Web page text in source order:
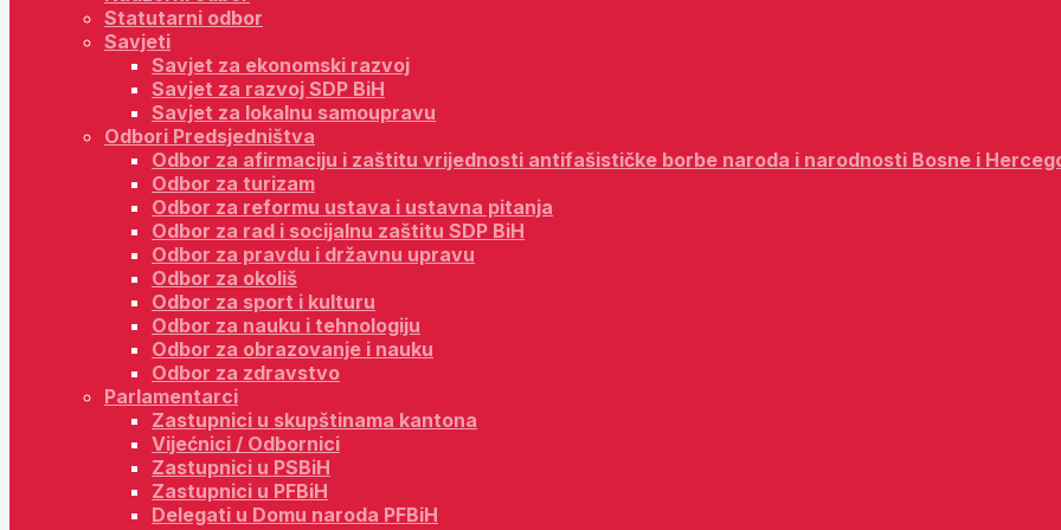
Statutarni odbor
Savjeti
Savjet za ekonomski razvoj
Savjet za razvoj SDP BiH
Savjet za lokalnu samoupravu
Odbori Predsjedništva
Odbor za afirmaciju i zaštitu vrijednosti antifašističke borbe naroda i narodnosti Bosne i
Odbor za turizam
Odbor za reformu ustava i ustavna pitanja
Odbor za rad i socijalnu zaštitu SDP BiH
Odbor za pravdu i državnu upravu
Odbor za okoliš
Odbor za sport i kulturu
Odbor za nauku i tehnologiju
Odbor za obrazovanje i nauku
Odbor za zdravstvo
Parlamentarci
Zastupnici u skupštinama kantona
Vijećnici / Odbornici
Zastupnici u PSBiH
Zastupnici u PFBiH
Delegati u Domu naroda PFBiH